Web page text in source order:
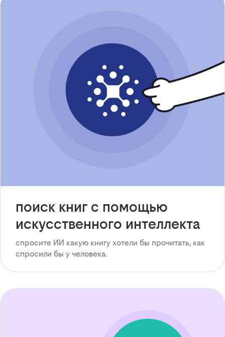
поиск книг с помощью
искусственного интеллекта
спросите ИИ какую книгу хотели бы прочитать, как
спросили бы у человека.